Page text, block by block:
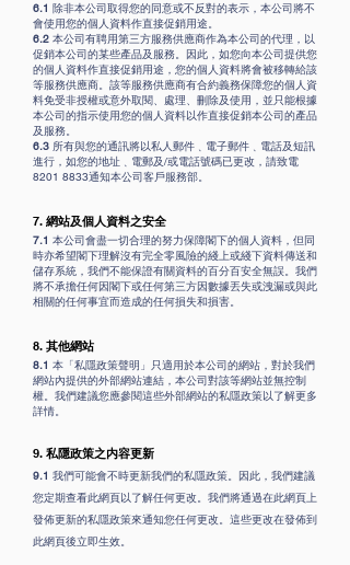
6.1 除非本公司取得您的同意或不反對的表示，本公司將不
會使用您的個人資料作直接促銷用途。
6.2 本公司有聘用第三方服務供應商作為本公司的代理，以
促銷本公司的某些產品及服務。因此，如您向本公司提供您
的個人資料作直接促銷用途，您的個人資料將會被移轉給該
等服務供應商。該等服務供應商有合約義務保障您的個人資
料免受非授權或意外取閱、處理、刪除及使用，並只能根據
本公司的指示使用您的個人資料以作直接促銷本公司的產品
及服務。
6.3 所有與您的通訊將以私人郵件﹑電子郵件﹑電話及短訊
進行，如您的地址﹑電郵及/或電話號碼已更改，請致電
8201 8833通知本公司客戶服務部。
7. 網站及個人資料之安全
7.1 本公司會盡一切合理的努力保障閣下的個人資料，但同
時亦希望閣下理解沒有完全零風險的綫上或綫下資料傳送和
儲存系統，我們不能保證有關資料的百分百安全無誤。我們
將不承擔任何因閣下或任何第三方因數據丟失或洩漏或與此
相關的任何事宜而造成的任何損失和損害。
8. 其他網站
8.1 本「私隱政策聲明」只適用於本公司的網站，對於我們
網站內提供的外部網站連結，本公司對該等網站並無控制
權。我們建議您應參閱這些外部網站的私隱政策以了解更多
詳情。
9. 私隱政策之内容更新
9.1 我們可能會不時更新我們的私隱政策。因此，我們建議
您定期查看此網頁以了解任何更改。我們將通過在此網頁上
發佈更新的私隱政策來通知您任何更改。這些更改在發佈到
此網頁後立即生效。